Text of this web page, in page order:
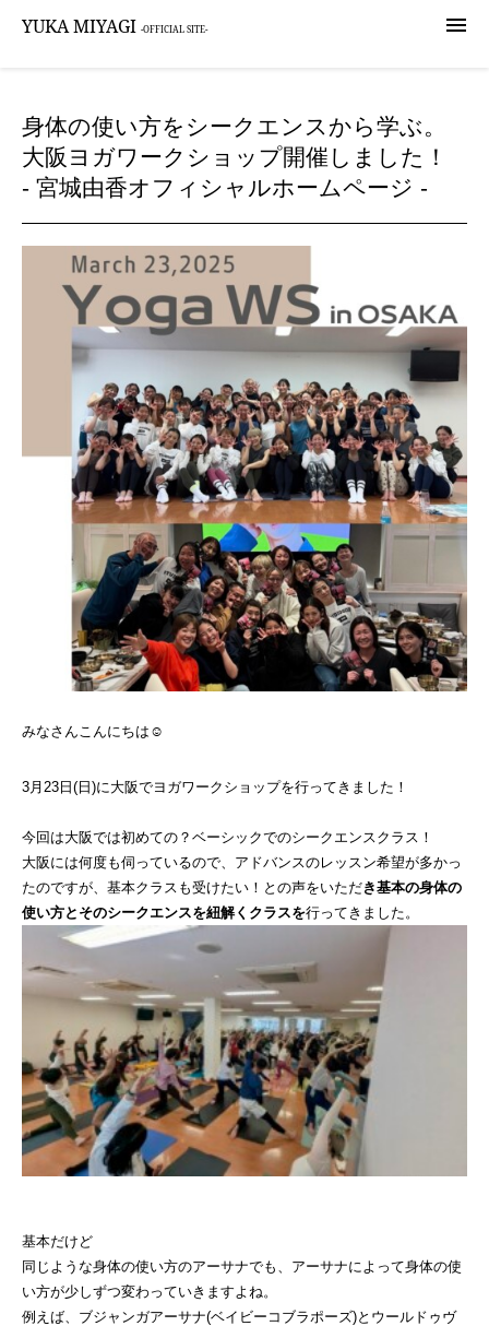

YUKA MIYAGI -OFFICIAL SITE-
身体の使い方をシークエンスから学ぶ。
大阪ヨガワークショップ開催しました！
- 宮城由香オフィシャルホームページ -
みなさんこんにちは☺
3月23日(日)に大阪でヨガワークショップを行ってきました！
今回は大阪では初めての？ベーシックでのシークエンスクラス！
大阪には何度も伺っているので、アドバンスのレッスン希望が多かっ
たのですが、基本クラスも受けたい！との声をいただき基本の身体の
使い方とそのシークエンスを紐解くクラスを行ってきました。
基本だけど
同じような身体の使い方のアーサナでも、アーサナによって身体の使
い方が少しずつ変わっていきますよね。
例えば、ブジャンガアーサナ(ベイビーコブラポーズ)とウールドゥヴ